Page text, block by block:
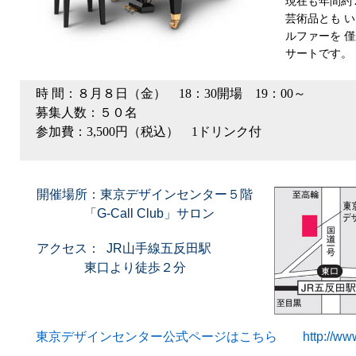
芸術品とも
ルファーを
サートです。
時 間：８月８日（金） 18：30開場 19：00～
募集人数：５０名
参加費：3,500円（税込） 1ドリンク付
開催場所：東京デザインセンター５階
「G-Call Club」サロン
アクセス： JR山手線五反田駅
東口より徒歩２分
東京デザインセンター公式ページはこちら http://